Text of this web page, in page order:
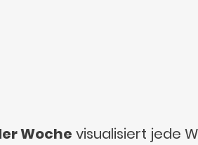
Woche visualisiert jede